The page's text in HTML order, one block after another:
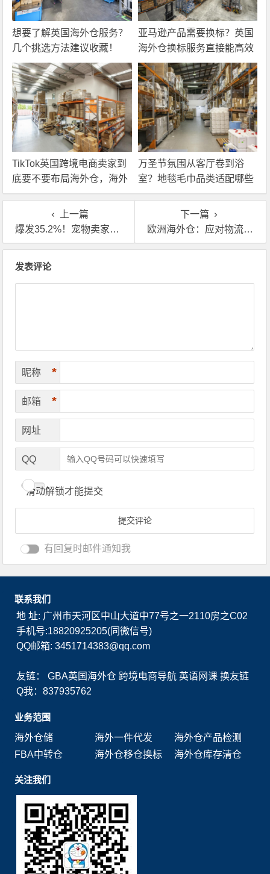
想要了解英国海外仓服务？
几个挑选方法建议收藏！
亚马逊产品需要换标？英国
海外仓换标服务直接能高效
解决！
TikTok英国跨境电商卖家到
底要不要布局海外仓，海外
仓优势分析！
万圣节氛围从客厅卷到浴
室？地毯毛巾品类适配哪些
海外仓服务？
上一篇
爆发35.2%！宠物卖家抢英国，海外仓成秘密武器
下一篇
欧洲海外仓：应对物流瘫痪的终极保障方案
发表评论
昵称 *
邮箱 *
网址
QQ
滑动解锁才能提交
有回复时邮件通知我
联系我们
地 址: 广州市天河区中山大道中77号之一2110房之C02
手机号:18820925205(同微信号)
QQ邮箱: 3451714383@qq.com
友链：GBA英国海外仓 跨境电商导航 英语网课 换友链
Q我：837935762
业务范围
海外仓储
海外一件代发
海外仓产品检测
FBA中转仓
海外仓移仓换标 海外仓库存清仓
关注我们